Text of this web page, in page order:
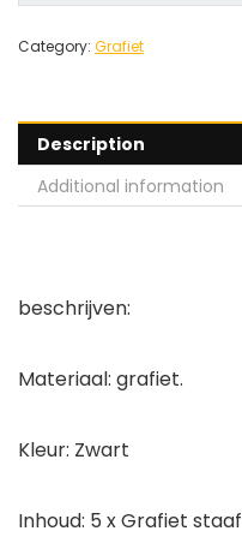
Category: Grafiet
Description
Additional information
beschrijven:
Materiaal: grafiet.
Kleur: Zwart
Inhoud: 5 x Grafiet staaf